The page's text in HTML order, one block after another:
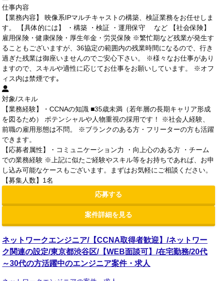
仕事内容
【業務内容】 映像系IPマルチキャストの構築、検証業務をお任せしま
す。 【具体的には】 ・構築 ・検証 ・運用保守 など 【社会保険】
雇用保険・健康保険・厚生年金・労災保険 ※繁忙期など残業が発生す
ることもございますが、36協定の範囲内の残業時間になるので、行き
過ぎた残業は御座いませんのでご安心下さい。 ※様々なお仕事があり
ますので、スキルや適性に応じてお仕事をお願いしています。 ※オフ
ィス内は禁煙です｡
対象/スキル
【業務経験】・CCNAの知識 ■35歳未満（若年層の長期キャリア形成
を図るため） ポテンシャルや人物重視の採用です！ ※社会人経験、
前職の雇用形態は不問。 ※ブランクのある方・フリーターの方も活躍
できます。
【応募者属性】・コミュニケーション力 ・向上心のある方 ・チーム
での業務経験 ※上記に似たご経験やスキル等をお持ちであれば、お申
し込み可能なケースもございます。まずはお気軽にご相談ください。
【募集人数】1名
応募する
案件詳細を見る
ネットワークエンジニア/【CCNA取得者歓迎】/ネットワー
ク関連の設定/東京都渋谷区/【WEB面談可】/在宅勤務/20代
～30代の方活躍中のエンジニア案件・求人